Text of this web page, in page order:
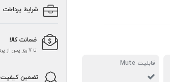
قابلیت Mute
شرایط پرداخت
ضمانت کالا
تا 7 روز پس از پرداخت
تضمین کیفیت